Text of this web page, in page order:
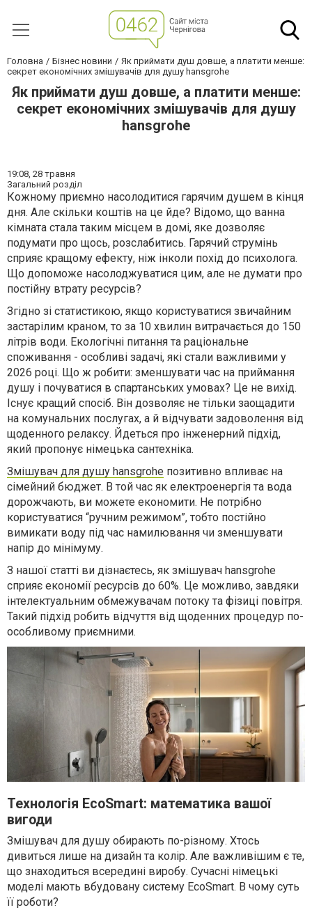
Головна Бізнес новини
Як приймати душ довше, а платити менше:
секрет економічних змішувачів для душу hansgrohe
Як приймати душ довше, а платити менше:
секрет економічних змішувачів для душу
hansgrohe
19:08, 28 травня
Загальний розділ
Кожному приємно насолодитися гарячим душем в кінця
дня. Але скільки коштів на це йде? Відомо, що ванна
кімната стала таким місцем в домі, яке дозволяє
подумати про щось, розслабитись. Гарячий струмінь
сприяє кращому ефекту, ніж інколи похід до психолога.
Що допоможе насолоджуватися цим, але не думати про
постійну втрату ресурсів?
Згідно зі статистикою, якщо користуватися звичайним
застарілим краном, то за 10 хвилин витрачається до 150
літрів води. Екологічні питання та раціональне
споживання - особливі задачі, які стали важливими у
2026 році. Що ж робити: зменшувати час на приймання
душу і почуватися в спартанських умовах? Це не вихід.
Існує кращий спосіб. Він дозволяє не тільки заощадити
на комунальних послугах, а й відчувати задоволення від
щоденного релаксу. Йдеться про інженерний підхід,
який пропонує німецька сантехніка.
Змішувач для душу hansgrohe позитивно впливає на
сімейний бюджет. В той час як електроенергія та вода
дорожчають, ви можете економити. Не потрібно
користуватися “ручним режимом”, тобто постійно
вимикати воду під час намилювання чи зменшувати
напір до мінімуму.
З нашої статті ви дізнаєтесь, як змішувач hansgrohe
сприяє економії ресурсів до 60%. Це можливо, завдяки
інтелектуальним обмежувачам потоку та фізиці повітря.
Такий підхід робить відчуття від щоденних процедур по-
особливому приємними.
Технологія EcoSmart: математика вашої
вигоди
Змішувач для душу обирають по-різному. Хтось
дивиться лише на дизайн та колір. Але важливішим є те,
що знаходиться всередині виробу. Сучасні німецькі
моделі мають вбудовану систему EcoSmart. В чому суть
її роботи?